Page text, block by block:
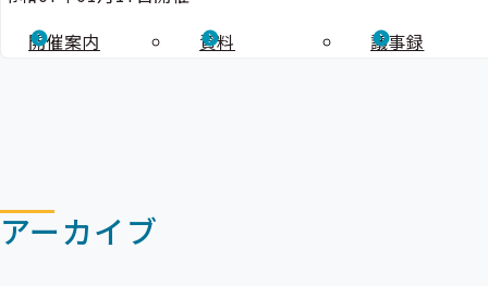
開催案内
資料 議事録
アーカイブ